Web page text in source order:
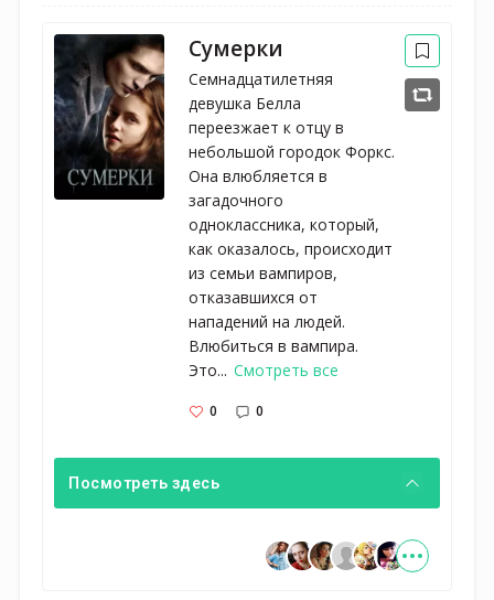
Сумерки
Семнадцатилетняя
девушка Белла
переезжает к отцу в
небольшой городок Форкс.
Она влюбляется в
загадочного
одноклассника, который,
как оказалось, происходит
из семьи вампиров,
отказавшихся от
нападений на людей.
Влюбиться в вампира.
Это... Смотреть все
0 0
Посмотреть здесь